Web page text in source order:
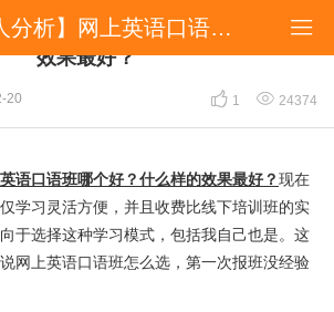

​【过来人分析】网上英语口语班哪个好？什么样的效果最好？
网上英语口语班哪个好？什么样的
效果最好？
20  1  24374
语口语班哪个好？什么样的效果最好？现在
学习灵活方便，并且收费比线下培训班的实
于选择这种学习模式，包括我自己也是。这
网上英语口语班怎么选，第一次报班没经验